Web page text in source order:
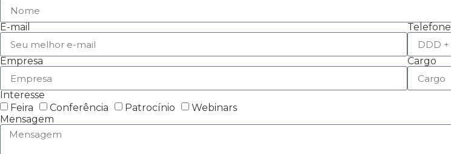
E-mail Telefone
Empresa Cargo
Interesse
Feira
Conferência Patrocínio
Webinars
Mensagem